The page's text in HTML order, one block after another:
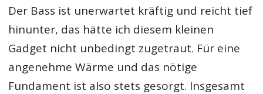
Der Bass ist unerwartet kräftig und reicht tief
hinunter, das hätte ich diesem kleinen
Gadget nicht unbedingt zugetraut. Für eine
angenehme Wärme und das nötige
Fundament ist also stets gesorgt. Insgesamt